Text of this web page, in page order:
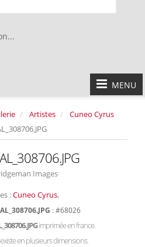
MENU
Artistes
Cuneo Cyrus
Images
:Cuneo Cyrus,
: #68026
imprimée en france.
existe en plusieurs dimensions.